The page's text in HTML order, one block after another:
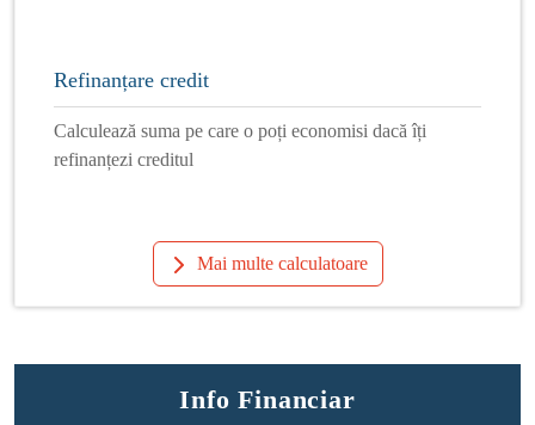
Refinanțare credit
Calculează suma pe care o poți economisi dacă îți
refinanțezi creditul
Mai multe calculatoare
Info Financiar